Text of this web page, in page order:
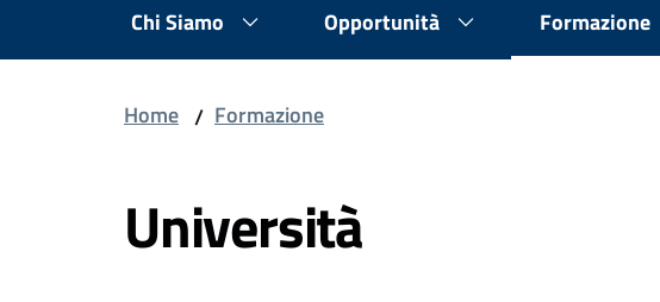
Chi Siamo Opportunità Formazione
Home / Formazione
Università